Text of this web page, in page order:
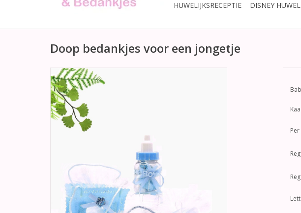
HUWELIJKSRECEPTIE
DISNEY
Doop bedankjes voor een jongetje